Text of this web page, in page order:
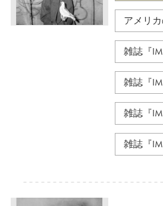
アメリ
雑誌『
雑誌『
雑誌『
雑誌『